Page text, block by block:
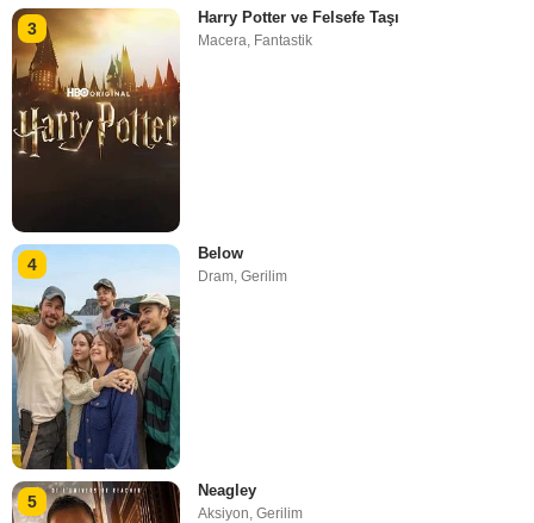
3
Harry Potter ve Felsefe Taşı
Macera, Fantastik
4
Below
Dram,Gerilim
5
Neagley
Aksiyon ,Gerilim